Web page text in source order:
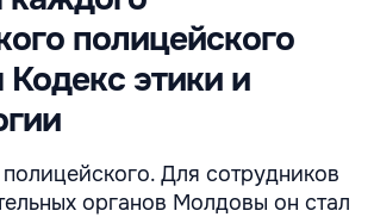
полицейского
Кодекс этики и
Для сотрудников
органов Молдовы он стал